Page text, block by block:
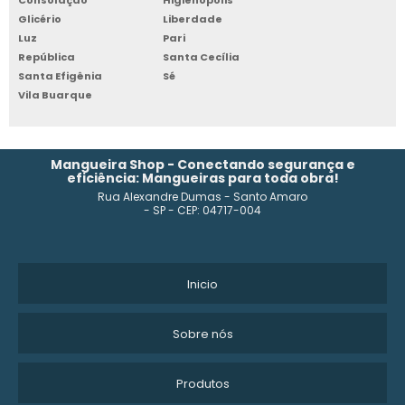
INDUSTRIA DE TUBO FLEXÍVEL PARA IRRIGAÇÃO
FABRICA DE TUBO FLEXÍVEL PARA CONSTRUÇÃO
DISTRIBUIDOR DE TUBO FLEXÍVEL PEBD
TUBO FLEXÍVEL PARA IRRIGAÇÃO SP
COMPRAR TUBO FLEXÍVEL PARA CONSTRUÇÃO
Glicério
Liberdade
Luz
Pari
República
Santa Cecília
Santa Efigênia
Sé
Vila Buarque
Mangueira Shop - Conectando segurança e
eficiência: Mangueiras para toda obra!
Rua Alexandre Dumas - Santo Amaro
- SP - CEP: 04717-004
Inicio
Sobre nós
Produtos